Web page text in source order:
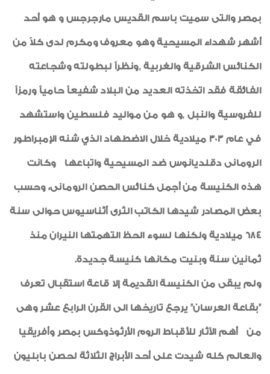
بمصر والتى سميت باسم القديس مارجرجس و هو أحد
أشهر شهداء المسيحية وهو معروف ومكرم لدى كلاً من
الكنائس الشرقية والغربية ,ونظراً لبطولته وشجاعته
الفائقة فقد اتخذته العديد من البلاد شفيعاً حامياً ورمزاً
للفروسية والنبل ,و هو من مواليد فلسطين واستشهد
في عام 303 ميلادية خلال الاضطهاد الذي شنه الإمبراطور
الرومانى دقلديانوس ضد المسيحية واتباعها وكانت
هذه الكنيسة من أجمل كنائس الحصن الرومانى، وحسب
بعض المصادر شيدها الكاتب الثرى أثناسيوس حوالى سنة
684 ميلادية ولكنها لسوء الحظ التهمتها النيران منذ
ثمانين سنة وبنيت مكانها كنيسة جديدة.
ولم يبقى من الكنيسة القديمة إلا قاعة استقبال تعرف
"بقاعة العرسان" يرجع تاريخها الى القرن الرابع عشر وهى
من أهم الآثار للأقباط الروم الأرثوذوكس بمصر وأفريقيا
والعالم كله شيدت على أحد الأبراج الثلاثة لحصن بابليون